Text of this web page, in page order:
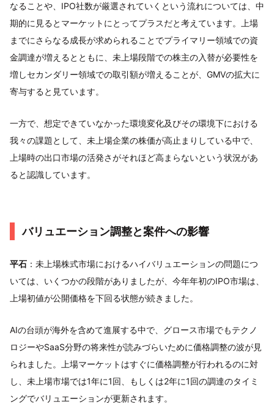
なることや、IPO社数が厳選されていくという流れについては、中
期的に見るとマーケットにとってプラスだと考えています。上場
までにさらなる成長が求められることでプライマリー領域での資
金調達が増えるとともに、未上場段階での株主の入替が必要性を
増しセカンダリー領域での取引額が増えることが、GMVの拡大に
寄与すると見ています。
一方で、想定できていなかった環境変化及びその環境下における
我々の課題として、未上場企業の株価が高止まりしている中で、
上場時の出口市場の活発さがそれほど高まらないという状況があ
ると認識しています。
バリュエーション調整と案件への影響
平石 ：未上場株式市場におけるハイバリュエーションの問題につ
いては、いくつかの段階がありましたが、今年年初のIPO市場は、
上場初値が公開価格を下回る状態が続きました。
AIの台頭が海外を含めて進展する中で、グロース市場でもテクノ
ロジーやSaaS分野の将来性が読みづらいために価格調整の波が見
られました。上場マーケットはすぐに価格調整が行われるのに対
し、未上場市場では1年に1回、もしくは2年に1回の調達のタイミ
ングでバリュエーションが更新されます。